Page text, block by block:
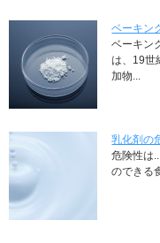
ベーキン
ベーキン
は、19世
加物...
乳化剤の
危険性は
のできる